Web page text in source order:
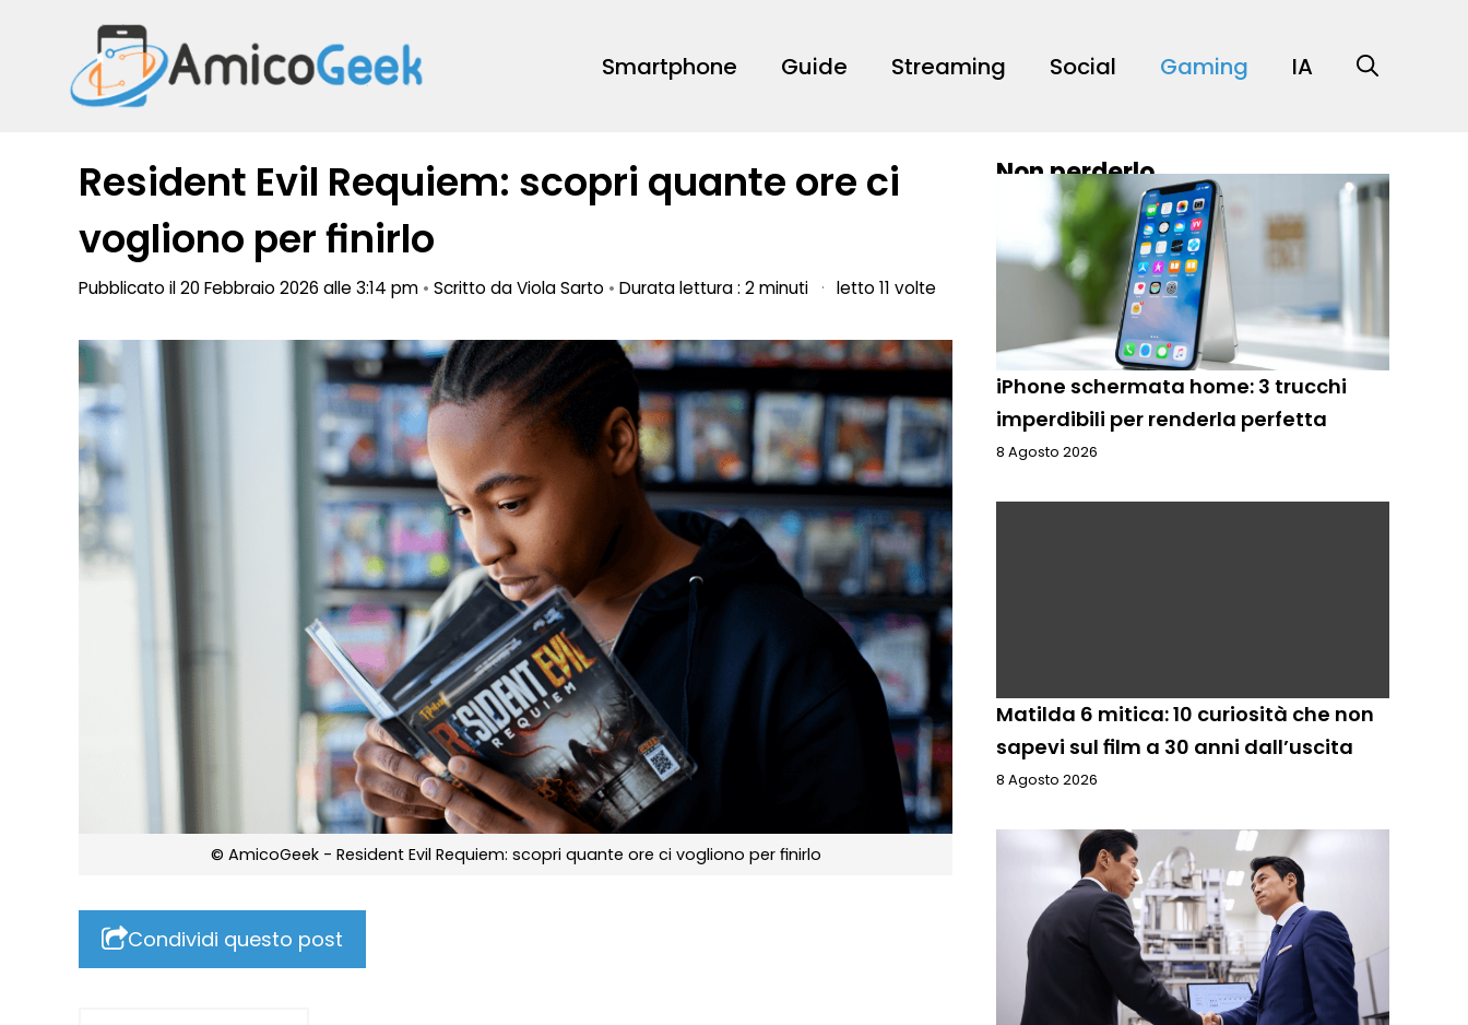
contenuto
Smartphone Guide Streaming Social Gaming IA
Resident Evil Requiem: scopri quante ore ci
vogliono per finirlo
Pubblicato il 20 Febbraio 2026 alle 3:14 pm • Scritto daViola Sarto • Durata lettura : 2 minuti · letto 11 volte
© AmicoGeek - Resident Evil Requiem: scopri quante ore ci vogliono per finirlo
Condividi questo post
Non perderlo
iPhone schermata home: 3 trucchi
imperdibili per renderla perfetta
8 Agosto 2026
Matilda 6 mitica: 10 curiosità che non
sapevi sul film a 30 anni dall’uscita
8 Agosto 2026